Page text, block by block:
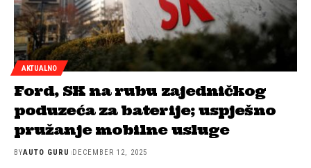
AKTUALNO
Ford, SK na rubu zajedničkog
poduzeća za baterije; uspješno
pružanje mobilne usluge
BYAUTO GURU DECEMBER 12, 2025